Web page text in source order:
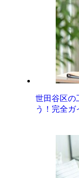
世田谷区の
う！完全ガ